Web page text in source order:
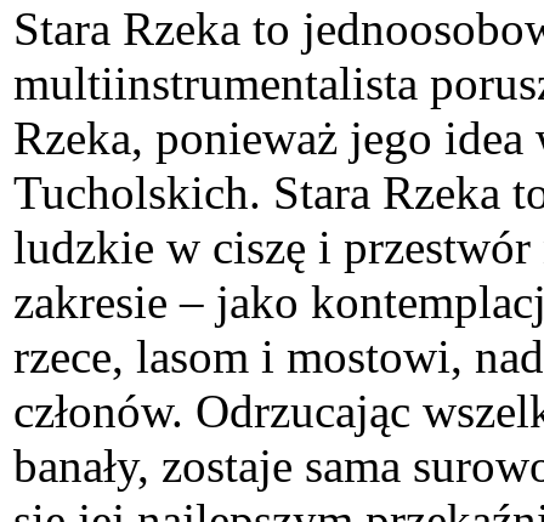
Stara Rzeka to
multiinstrumentalista
Rzeka, ponieważ jego
Tucholskich. Stara Rzeka
ludzkie w ciszę i
zakresie – jako
rzece, lasom i mostowi,
członów. Odrzucając
banały, zostaje sama